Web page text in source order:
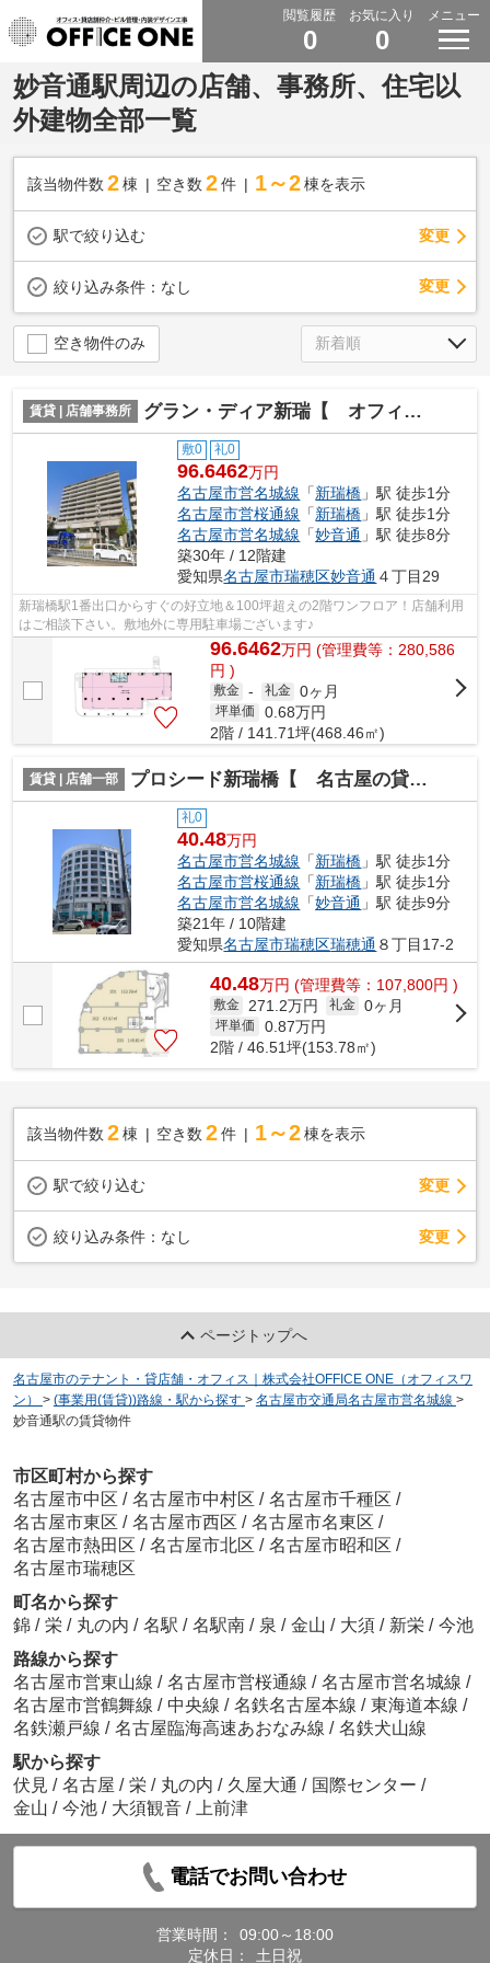
閲覧履歴
0
お気に入り
0
メニュー
妙音通駅周辺の店舗、事務所、住宅以
外建物全部一覧
該当物件数 2棟 空き数 2 件 1～2 棟を表示
駅で絞り込む 変更
絞り込み条件： なし 変更
空き物件のみ
賃貸 | 店舗事務所 グラン・ディア新瑞【 オフィスおすすめ 】
敷0 礼0
96.6462万円
名古屋市営名城線 「新瑞橋 」駅 徒歩1分
名古屋市営桜通線 「新瑞橋 」駅 徒歩1分
名古屋市営名城線 「妙音通 」駅 徒歩8分
築30年 / 12階建
愛知県名古屋市瑞穂区妙音通 ４丁目29
新瑞橋駅1番出口からすぐの好立地＆100坪超えの2階ワンフロア！店舗利用
はご相談下さい。敷地外に専用駐車場ございます♪
96.6462万円 (管理費等：280,586
円 )
敷金 - 礼金 0ヶ月
坪単価 0.68万円
2階 / 141.71坪(468.46㎡)
賃貸 | 店舗一部 プロシード新瑞橋【 名古屋の貸事務所・貸オフィス 】
礼0
40.48万円
名古屋市営名城線 「新瑞橋 」駅 徒歩1分
名古屋市営桜通線 「新瑞橋 」駅 徒歩1分
名古屋市営名城線 「妙音通 」駅 徒歩9分
築21年 / 10階建
愛知県名古屋市瑞穂区瑞穂通 ８丁目17-2
40.48万円 (管理費等：107,800円 )
敷金 271.2万円 礼金 0ヶ月
坪単価 0.87万円
2階 / 46.51坪(153.78㎡)
該当物件数 2棟 空き数 2 件 1～2 棟を表示
駅で絞り込む 変更
絞り込み条件： なし 変更
ページトップへ
名古屋市のテナント・貸店舗・オフィス｜株式会社OFFICE ONE（オフィスワ
ン）
> (事業用(賃貸))路線・駅から探す > 名古屋市交通局名古屋市営名城線 >
妙音通駅の賃貸物件
市区町村から探す
名古屋市中区 / 名古屋市中村区 / 名古屋市千種区 /
名古屋市東区 / 名古屋市西区 / 名古屋市名東区 /
名古屋市熱田区 / 名古屋市北区 / 名古屋市昭和区 /
名古屋市瑞穂区
町名から探す
錦 / 栄 / 丸の内 / 名駅 / 名駅南 / 泉 / 金山 / 大須 / 新栄 / 今池
路線から探す
名古屋市営東山線 / 名古屋市営桜通線 / 名古屋市営名城線 /
名古屋市営鶴舞線 / 中央線 / 名鉄名古屋本線 / 東海道本線 /
名鉄瀬戸線 / 名古屋臨海高速あおなみ線 / 名鉄犬山線
駅から探す
伏見 / 名古屋 / 栄 / 丸の内 / 久屋大通 / 国際センター /
金山 / 今池 / 大須観音 / 上前津
電話でお問い合わせ
営業時間：
09:00～18:00
定休日：
土日祝